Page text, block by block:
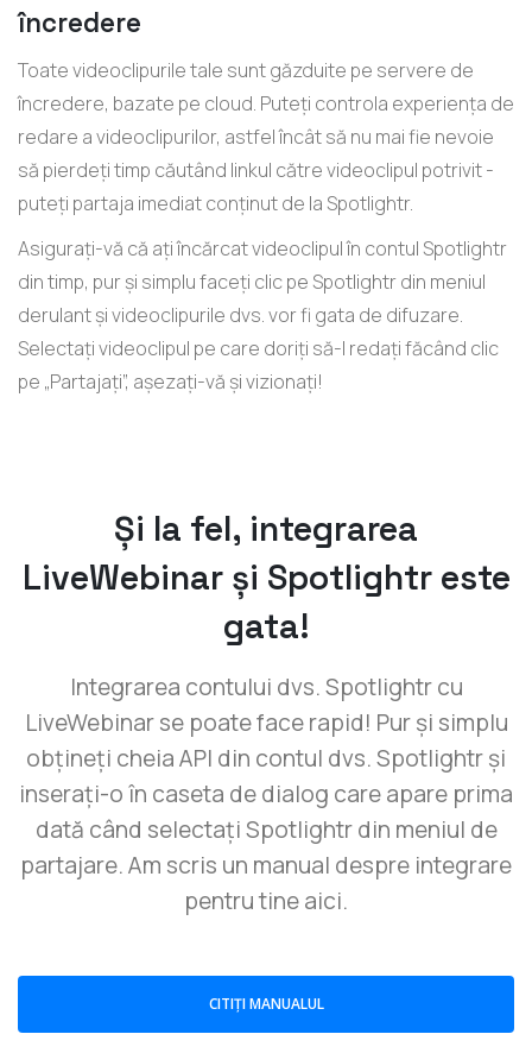
încredere
Toate videoclipurile tale sunt găzduite pe servere de
încredere, bazate pe cloud. Puteți controla experiența de
redare a videoclipurilor, astfel încât să nu mai fie nevoie
să pierdeți timp căutând linkul către videoclipul potrivit -
puteți partaja imediat conținut de la Spotlightr.
Asigurați-vă că ați încărcat videoclipul în contul Spotlightr
din timp, pur și simplu faceți clic pe Spotlightr din meniul
derulant și videoclipurile dvs. vor fi gata de difuzare.
Selectați videoclipul pe care doriți să-l redați făcând clic
pe „Partajați”, așezați-vă și vizionați!
Și la fel, integrarea
LiveWebinar și Spotlightr este
gata!
Integrarea contului dvs. Spotlightr cu
LiveWebinar se poate face rapid! Pur și simplu
obțineți cheia API din contul dvs. Spotlightr și
inserați-o în caseta de dialog care apare prima
dată când selectați Spotlightr din meniul de
partajare. Am scris un manual despre integrare
pentru tine aici.
CITIȚI MANUALUL